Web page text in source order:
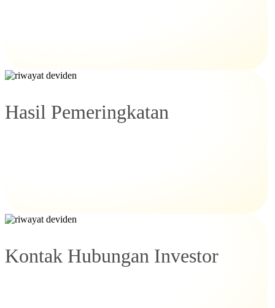
Hasil Pemeringkatan
Kontak Hubungan Investor